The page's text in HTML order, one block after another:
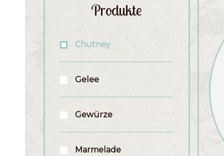
Produkte
Chutney
Gelee
Gewürze
Marmelade